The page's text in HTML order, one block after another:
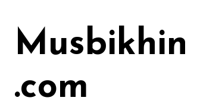
kontenMusbikhin
.com